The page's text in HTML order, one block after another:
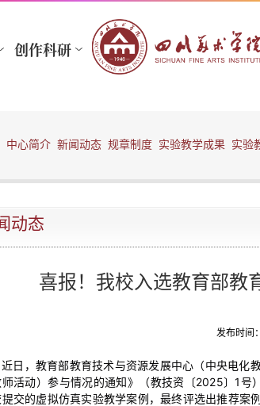
中心简介 新闻动态 规章制度 实验教学成果 实验
动态
喜报！我校入选教育部教
发布时间
近日，教育部教育技术与资源发展中心（中央电化
活动）参与情况的通知》（教技资〔2025〕1
交的虚拟仿真实验教学案例，最终评选出推荐案